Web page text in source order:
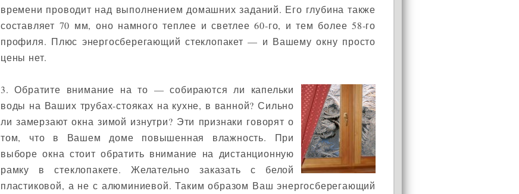
времени проводит над выполнением домашних заданий. Его глубина также
составляет 70 мм, оно намного теплее и светлее 60-го, и тем более 58-го
профиля. Плюс энергосберегающий стеклопакет — и Вашему окну просто
цены нет.
3. Обратите внимание на то — собираются ли капельки
воды на Ваших трубах-стояках на кухне, в ванной? Сильно
ли замерзают окна зимой изнутри? Эти признаки говорят о
том, что в Вашем доме повышенная влажность. При
выборе окна стоит обратить внимание на дистанционную
рамку в стеклопакете. Желательно заказать с белой
пластиковой, а не с алюминиевой. Таким образом Ваш энергосберегающий